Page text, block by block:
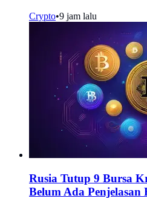
Crypto•9 jam lalu
Rusia Tutup 9 Bursa
Belum Ada Penjelasan